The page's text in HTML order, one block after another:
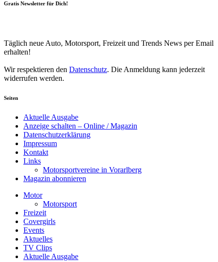
Gratis Newsletter für Dich!
Täglich neue Auto, Motorsport, Freizeit und Trends News per Email
erhalten!
Wir respektieren den Datenschutz. Die Anmeldung kann jederzeit
widerrufen werden.
Seiten
Aktuelle Ausgabe
Anzeige schalten – Online / Magazin
Datenschutzerklärung
Impressum
Kontakt
Links
Motorsportvereine in Vorarlberg
Magazin abonnieren
Motor
Motorsport
Freizeit
Covergirls
Events
Aktuelles
TV Clips
Aktuelle Ausgabe